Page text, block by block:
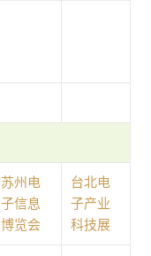
苏州电
子信息
博览会
台北电
子产业
科技展